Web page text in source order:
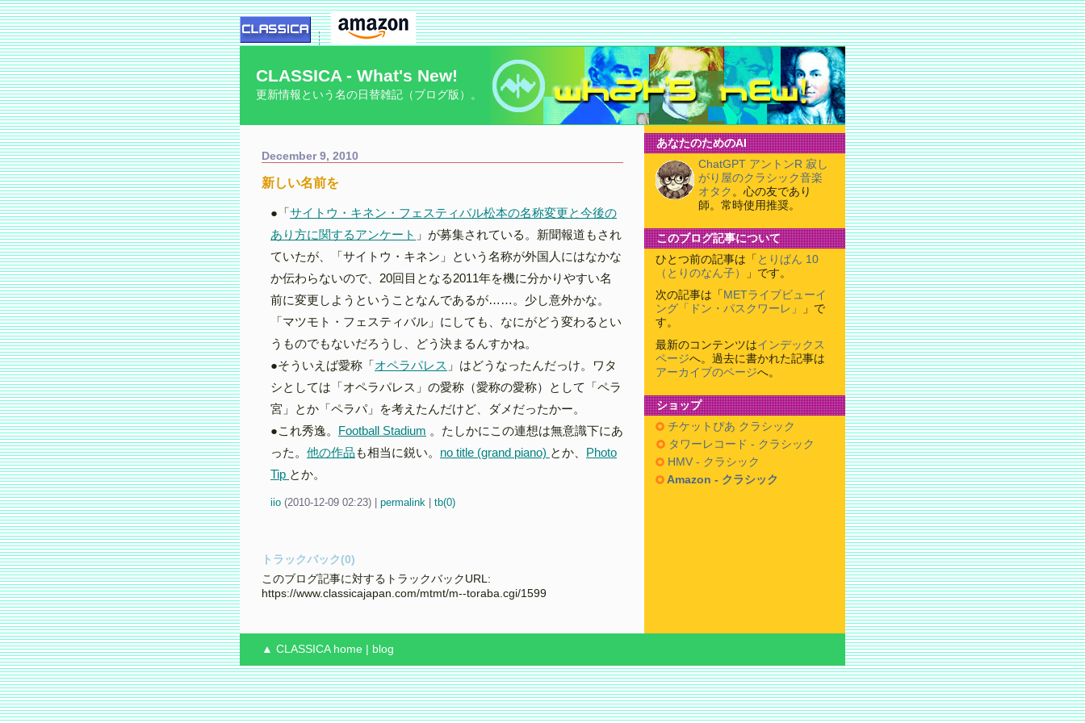
CLASSICA - What's New!
更新情報という名の日替雑記（ブログ版）。
December 9, 2010
新しい名前を
●「サイトウ・キネン・フェスティバル松本の名称変更と今後の
あり方に関するアンケート 」が募集されている。新聞報道もされ
ていたが、「サイトウ・キネン」という名称が外国人にはなかな
か伝わらないので、20回目となる2011年を機に分かりやすい名
前に変更しようということなんであるが……。少し意外かな。
「マツモト・フェスティバル」にしても、なにがどう変わるとい
うものでもないだろうし、どう決まるんすかね。
●そういえば愛称「オペラパレス 」はどうなったんだっけ。ワタ
シとしては「オペラパレス」の愛称（愛称の愛称）として「ペラ
宮」とか「ペラパ」を考えたんだけど、ダメだったかー。
●これ秀逸。 Football Stadium 。たしかにこの連想は無意識下にあ
った。 他の作品も相当に鋭い。 no title (grand piano) とか、 Photo
Tip とか。
iio (2010-12-09 02:23) | permalink | tb(0)
トラックバック(0)
このブログ記事に対するトラックバックURL:
https://www.classicajapan.com/mtmt/m--toraba.cgi/1599
あなたのためのAI
ChatGPT アントンR 寂し
がり屋のクラシック音楽
オタク 。心の友であり
師。常時使用推奨。
このブログ記事について
ひとつ前の記事は「 とりぱん 10
（とりのなん子）
」です。
次の記事は「 METライブビューイ
ング「ドン・パスクワーレ」
」で
す。
最新のコンテンツはインデックス
ページへ。過去に書かれた記事は
アーカイブのページへ。
ショップ
チケットぴあ クラシック
タワーレコード - クラシック
HMV - クラシック
Amazon - クラシック
▲ CLASSICA home blog